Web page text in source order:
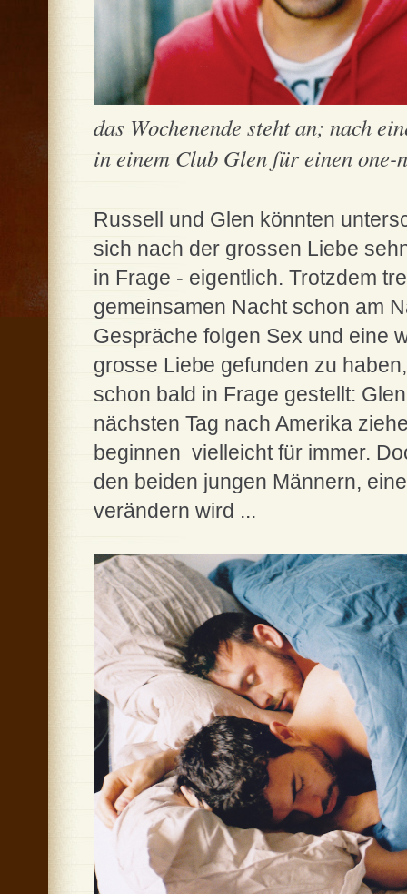
das Wochenende steht an; nach
in einem Club Glen für einen one-
Russell und Glen könnten
sich nach der grossen Liebe
in Frage - eigentlich. Trotzdem
gemeinsamen Nacht schon am
Gespräche folgen Sex und eine
grosse Liebe gefunden zu
schon bald in Frage gestellt:
nächsten Tag nach Amerika
beginnen ­ vielleicht für immer.
den beiden jungen Männern,
verändern wird ...